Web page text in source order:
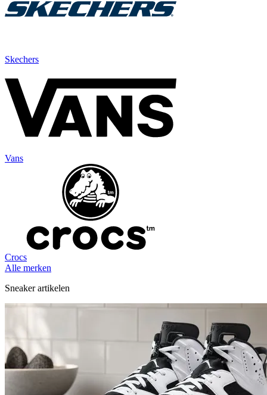
Skechers
Vans
Crocs
Alle merken
Sneaker artikelen